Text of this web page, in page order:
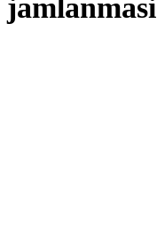
jamlanmasi